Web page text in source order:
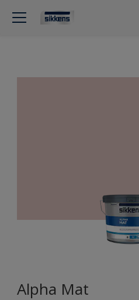
Alpha Mat